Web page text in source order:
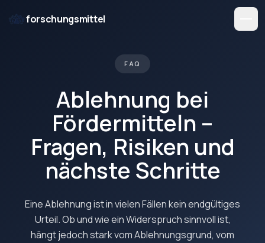
forschungsmittel
FAQ
Ablehnung bei
Fördermitteln –
Fragen, Risiken und
nächste Schritte
Eine Ablehnung ist in vielen Fällen kein endgültiges
Urteil. Ob und wie ein Widerspruch sinnvoll ist,
hängt jedoch stark vom Ablehnungsgrund, vom